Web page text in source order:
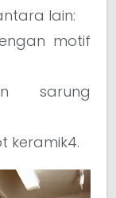
lain:
motif
sarung
keramik4.